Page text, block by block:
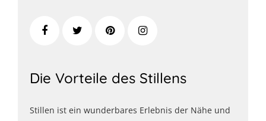
Die Vorteile des Stillens
Stillen ist ein wunderbares Erlebnis der Nähe und